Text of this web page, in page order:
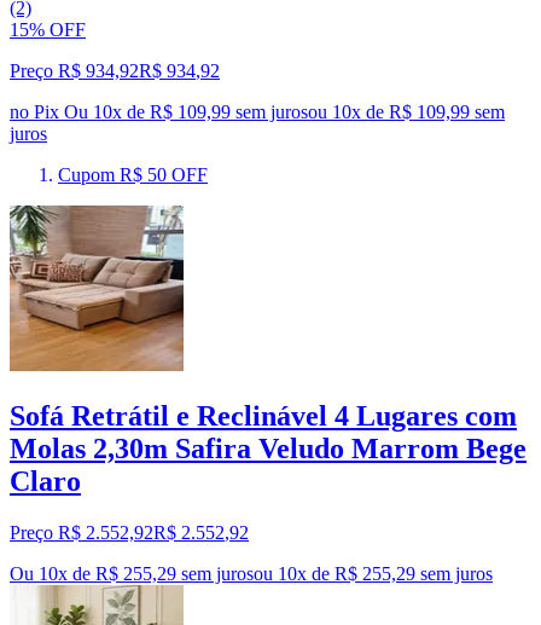
(2)
15% OFF
Preço R$ 934,92R$ 934,92
no Pix Ou 10x de R$ 109,99 sem jurosou 10x de R$ 109,99 sem
juros
Cupom R$ 50 OFF
Sofá Retrátil e Reclinável 4 Lugares com
Molas 2,30m Safira Veludo Marrom Bege
Claro
Preço R$ 2.552,92R$ 2.552,92
Ou 10x de R$ 255,29 sem jurosou 10x de R$ 255,29 sem juros